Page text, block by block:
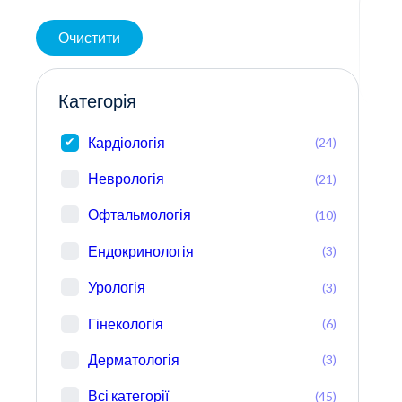
Очистити
Категорія
Кардіологія (24)
Неврологія (21)
Офтальмологія (10)
Ендокринологія (3)
Урологія (3)
Гінекологія (6)
Дерматологія (3)
Всі категорії (45)